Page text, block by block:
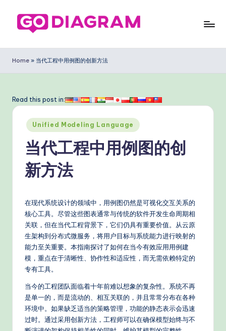
o
ia
g
ra
m
Si
m
ifi
d
C
hi
Home » 当代工程中用例图的创新方法
Read this post in:
Posted
in
Unified Modeling Language
当代工程中用例图的创
新方法
在现代系统设计的领域中，用例图仍然是可视化交互关系的
核心工具。尽管这些图表通常与传统的软件开发生命周期相
关联，但在当代工程背景下，它们仍具有重要价值。从云原
生架构到分布式微服务，将用户目标与系统能力进行映射的
能力至关重要。本指南探讨了如何在当今有效应用用例建
模，重点在于清晰性、协作性和适应性，而无需依赖特定的
专有工具。
当今的工程团队面临着十年前难以想象的复杂性。系统不再
是单一的，而是流动的、相互关联的，并且常常分布在各种
环境中。如果缺乏适当的策略管理，功能的静态表示会迅速
过时。通过采用创新方法，工程师可以在确保模型始终与不